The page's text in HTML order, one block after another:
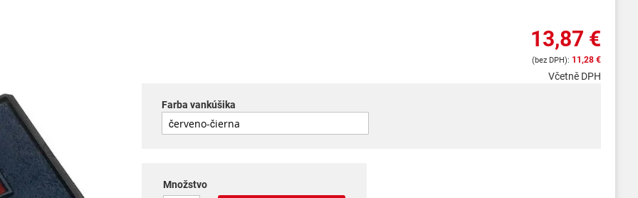
13,87 €
11,28 €
Včetně DPH
Farba vankúšika
Množstvo